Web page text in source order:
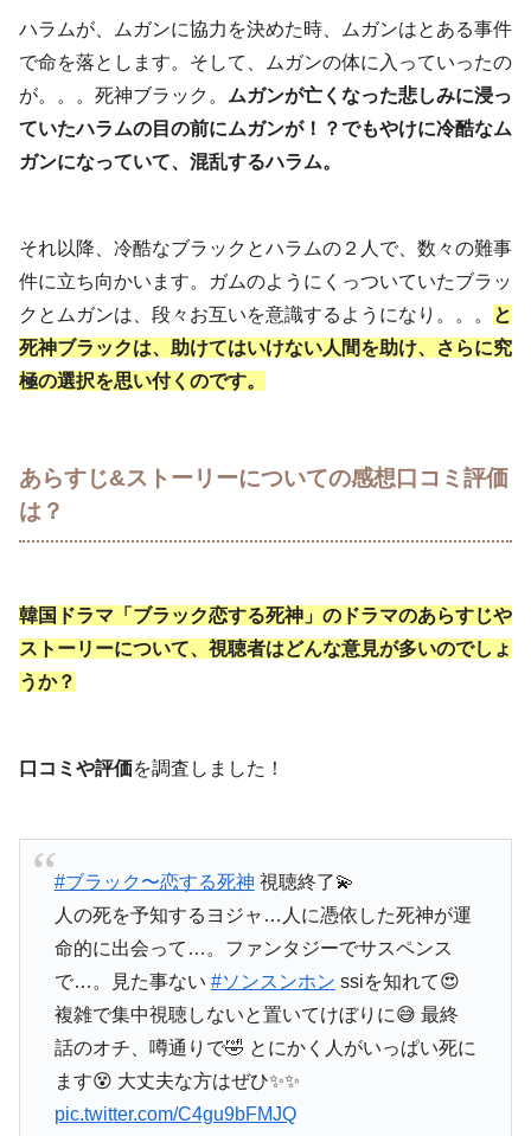
ハラムが、ムガンに協力を決めた時、ムガンはとある事件
で命を落とします。そして、ムガンの体に入っていったの
が。。。死神ブラック。 ムガンが亡くなった悲しみに浸っ
ていたハラムの目の前にムガンが！？でもやけに冷酷なム
ガンになっていて、混乱するハラム。
それ以降、冷酷なブラックとハラムの２人で、数々の難事
件に立ち向かいます。ガムのようにくっついていたブラッ
クとムガンは、段々お互いを意識するようになり。。。
と
死神ブラックは、助けてはいけない人間を助け、さらに究
極の選択を思い付くのです。
あらすじ&ストーリーについての感想口コミ評価
は？
韓国ドラマ「ブラック恋する死神」のドラマのあらすじや
ストーリーについて、視聴者はどんな意見が多いのでしょ
うか？
口コミや評価を調査しました！
#ブラック〜恋する死神 視聴終了💫
人の死を予知するヨジャ…人に憑依した死神が運
命的に出会って…。ファンタジーでサスペンス
で…。見た事ない #ソンスンホン ssiを知れて😍
複雑で集中視聴しないと置いてけぼりに😅 最終
話のオチ、噂通りで🤣 とにかく人がいっぱい死に
ます😵 大丈夫な方はぜひ✨✨
pic.twitter.com/C4gu9bFMJQ